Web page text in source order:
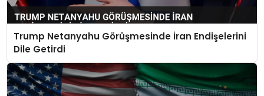
Trump Netanyahu Görüşmesinde İran Endişelerini
Dile Getirdi